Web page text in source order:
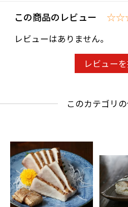
ガーリックライス(白飯(
ガーリック、ちりめん、
焼、調理焼ビーフン(ビー
華風味調味料(オイスター
その他)、キャベツ、その
ス(濃口醤油、みりん風
バターフレーバーオイル
バーオイル焼、エリンギ
ル焼、ブロッコリー
※ガーリックライスに含
この商品のレビュー
レビューはありません。
レビュー
このカテゴリ